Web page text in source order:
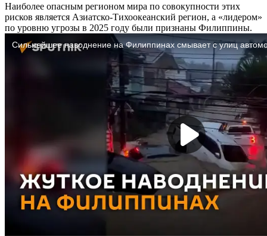
Наиболее опасным регионом мира по совокупности этих
рисков является Азиатско-Тихоокеанский регион, а «лидером»
по уровню угрозы в 2025 году были признаны Филиппины.